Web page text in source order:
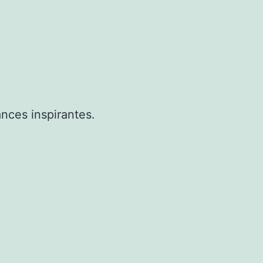
inspirantes.